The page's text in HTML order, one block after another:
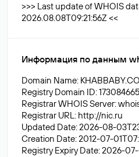
>>> Last update of WHOIS
2026.08.08T09:21:56Z <<
Информация по данным
Domain Name:
Registry Domain ID:
Registrar WHOIS Server:
Registrar URL: http://nic.ru
Updated Date: 2026-08-
Creation Date: 2012-07-
Registry Expiry Date: 2026-